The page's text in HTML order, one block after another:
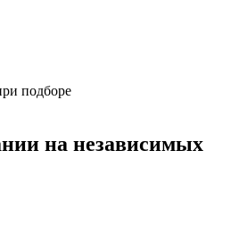
подборе
на независимых